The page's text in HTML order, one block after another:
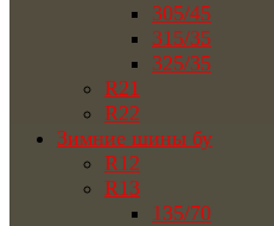
305/45
315/35
325/35
R21
R22
Зимние шины бу
R12
R13
135/70